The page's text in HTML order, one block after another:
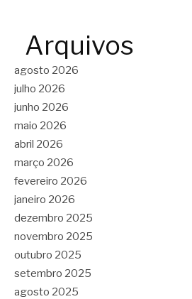
Arquivos
agosto 2026
julho 2026
junho 2026
maio 2026
abril 2026
março 2026
fevereiro 2026
janeiro 2026
dezembro 2025
novembro 2025
outubro 2025
setembro 2025
agosto 2025